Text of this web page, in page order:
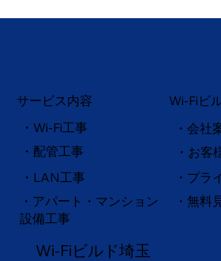
サービス内容
・Wi-Fi工事
・ LAN工事
・配管工事
・アパート・マンション
設備工事
Wi-Fiビ
・会社
・お客
・プラ
・無料
Wi-Fiビルド埼玉